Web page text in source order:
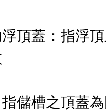
頂蓋：指浮
儲槽之頂蓋